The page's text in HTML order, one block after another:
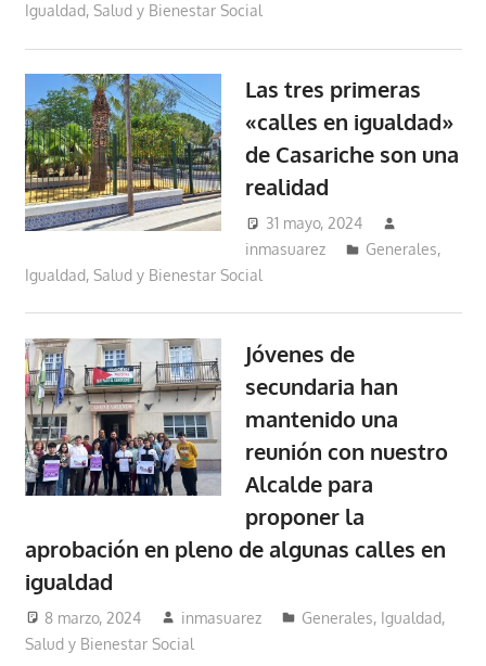
Igualdad, Salud y Bienestar Social
Las tres primeras
«calles en igualdad»
de Casariche son una
realidad
31 mayo, 2024
inmasuarez
Generales,
Igualdad, Salud y Bienestar Social
Jóvenes de
secundaria han
mantenido una
reunión con nuestro
Alcalde para
proponer la
aprobación en pleno de algunas calles en
igualdad
8 marzo, 2024 inmasuarez Generales, Igualdad,
Salud y Bienestar Social